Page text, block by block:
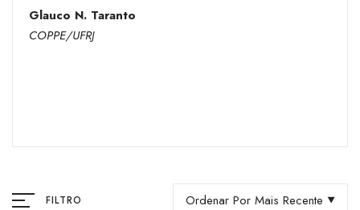
Glauco N. Taranto
COPPE/UFRJ
FILTRO Ordenar Por Mais Recente